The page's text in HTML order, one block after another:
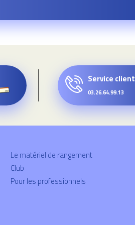
Service client
03.26.64.99.13
Le matériel de rangement
Club
Pour les professionnels